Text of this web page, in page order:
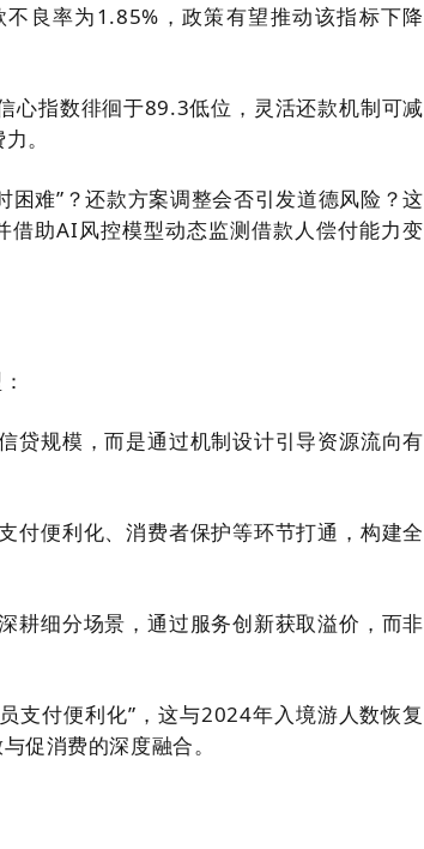
良率为1.85%，政策有望推动该指标下降
心指数徘徊于89.3低位，灵活还款机制可减
。
难”？还款方案调整会否引发道德风险？这
助AI风控模型动态监测借款人偿付能力变
贷规模，而是通过机制设计引导资源流向有
付便利化、消费者保护等环节打通，构建全
耕细分场景，通过服务创新获取溢价，而非
支付便利化”，这与2024年入境游人数恢复
促消费的深度融合。